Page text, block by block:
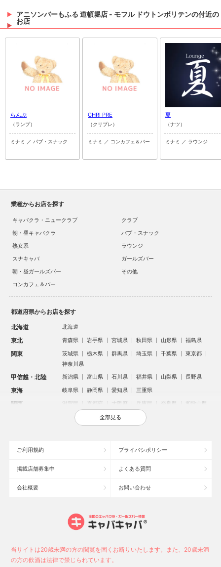
アニソンバーもふる 道頓堀店 - モフル ドウトンボリテンの付近の
お店
らんぷ
（ランプ）
ミナミ ／ パブ・スナック
CHRI PRE
（クリプレ）
ミナミ ／ コンカフェ＆バー
夏
（ナツ）
ミナミ ／ ラウンジ
業種からお店を探す
キャバクラ・ニュークラブ
クラブ
朝・昼キャバクラ
パブ・スナック
熟女系
ラウンジ
スナキャバ
ガールズバー
朝・昼ガールズバー
その他
コンカフェ＆バー
都道府県からお店を探す
北海道 北海道
東北 青森県 岩手県 宮城県 秋田県 山形県 福島県
関東 茨城県 栃木県 群馬県 埼玉県 千葉県
東京都
神奈川県
甲信越・北陸 新潟県 富山県 石川県 福井県 山梨県 長野県
東海 岐阜県 静岡県 愛知県 三重県
関西 滋賀県 京都府 大阪府 兵庫県 奈良県 和歌山県
鳥取県 島根県 岡山県 広島県
沖縄県
大宮のキャバクラ
六本木のキャバクラ
池袋駅（西口）のキャバクラ
新潟駅前のキャバクラ
全部見る
ご利用規約 プライバシポリシー
掲載店舗募集中 よくある質問
会社概要 お問い合わせ
当サイトは20歳未満の方の閲覧を固くお断りいたします。また、20歳未満
の方の飲酒は法律で禁じられています。